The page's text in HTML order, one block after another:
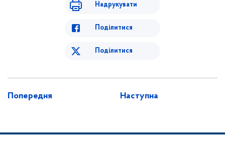
Надрукувати
Поділитися
Поділитися
Попередня Наступна